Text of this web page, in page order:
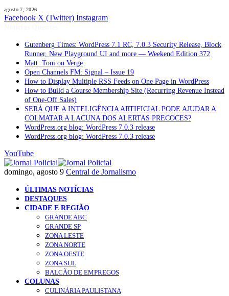
agosto 7, 2026
Facebook X (Twitter) Instagram
Gutenberg Times: WordPress 7.1 RC, 7.0.3 Security Release, Block
Runner, New Playground UI and more — Weekend Edition 372
Matt: Toni on Verge
Open Channels FM: Signal – Issue 19
How to Display Multiple RSS Feeds on One Page in WordPress
How to Build a Course Membership Site (Recurring Revenue Instead
of One-Off Sales)
SERÁ QUE A INTELIGÊNCIA ARTIFICIAL PODE AJUDAR A
COLMATAR A LACUNA DOS ALERTAS PRECOCES?
WordPress.org blog: WordPress 7.0.3 release
WordPress.org blog: WordPress 7.0.3 release
YouTube
domingo, agosto 9 Central de Jornalismo
ÚLTIMAS NOTÍCIAS
DESTAQUES
CIDADE E REGIÃO
GRANDE ABC
GRANDE SP
ZONA LESTE
ZONA NORTE
ZONA OESTE
ZONA SUL
BALCÃO DE EMPREGOS
COLUNAS
CULINÁRIA PAULISTANA